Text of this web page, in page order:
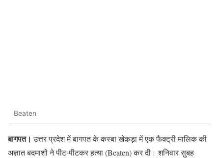
Beaten
बागपत। उत्तर प्रदेश में बागपत के कस्बा खेकड़ा में एक फैक्ट्री मालिक की
अज्ञात बदमाशों ने पीट-पीटकर हत्या (Beaten) कर दी। शनिवार सुबह